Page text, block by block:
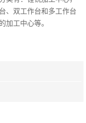
、双工作台和多工作台
加工中心等。